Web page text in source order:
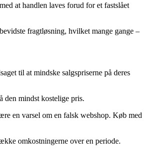
at handlen laves forud for et fastslået
fragtløsning, hvilket mange gange –
til at mindske salgspriserne på deres
den mindst kostelige pris.
en varsel om en falsk webshop. Køb med
omkostningerne over en periode.